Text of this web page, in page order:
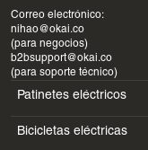
Correo electrónico:
nihao@okai.co
(para negocios)
b2bsupport@okai.co
(para soporte técnico)
Patinetes eléctricos
ES400A
Bicicletas eléctricas